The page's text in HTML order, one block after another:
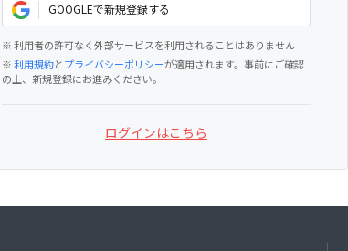
GOOGLEで新規登録する
※ 利用者の許可なく外部サービスを利用されることはありません
※利用規約とプライバシーポリシーが適用されます。事前にご確認
の上、新規登録にお進みください。
ログインはこちら